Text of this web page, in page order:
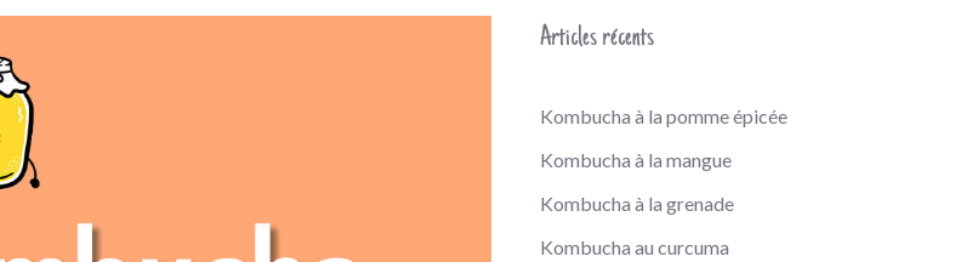
Articles récents
Kombucha à la pomme épicée
Kombucha à la mangue
Kombucha à la grenade
Kombucha au curcuma